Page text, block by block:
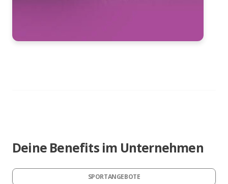
Deine Benefits im Unternehmen
SPORTANGEBOTE